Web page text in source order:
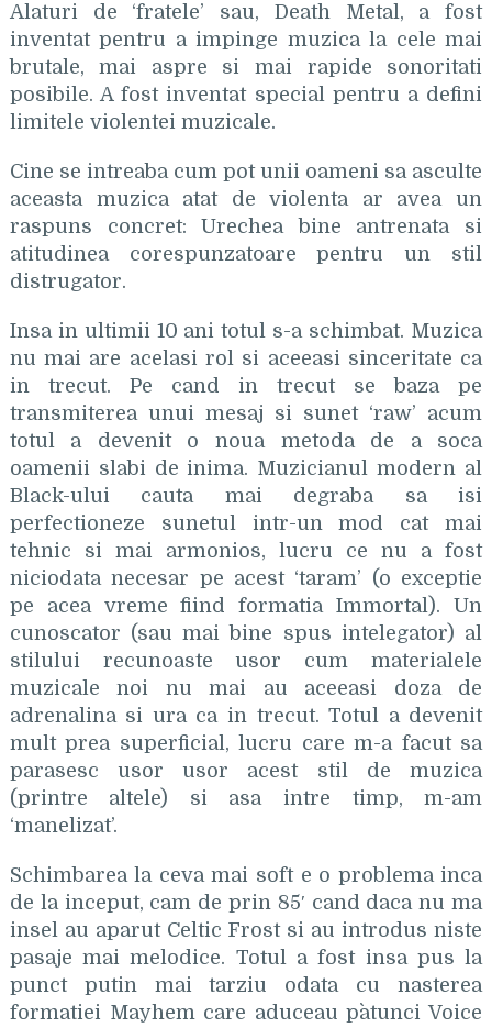
Alaturi de ‘fratele’ sau, Death Metal, a fost
inventat pentru a impinge muzica la cele mai
brutale, mai aspre si mai rapide sonoritati
posibile. A fost inventat special pentru a defini
limitele violentei muzicale.
Cine se intreaba cum pot unii oameni sa asculte
aceasta muzica atat de violenta ar avea un
raspuns concret: Urechea bine antrenata si
atitudinea corespunzatoare pentru un stil
distrugator.
Insa in ultimii 10 ani totul s-a schimbat. Muzica
nu mai are acelasi rol si aceeasi sinceritate ca
in trecut. Pe cand in trecut se baza pe
transmiterea unui mesaj si sunet ‘raw’ acum
totul a devenit o noua metoda de a soca
oamenii slabi de inima. Muzicianul modern al
Black-ului cauta mai degraba sa isi
perfectioneze sunetul intr-un mod cat mai
tehnic si mai armonios, lucru ce nu a fost
niciodata necesar pe acest ‘taram’ (o exceptie
pe acea vreme fiind formatia Immortal). Un
cunoscator (sau mai bine spus intelegator) al
stilului recunoaste usor cum materialele
muzicale noi nu mai au aceeasi doza de
adrenalina si ura ca in trecut. Totul a devenit
mult prea superficial, lucru care m-a facut sa
parasesc usor usor acest stil de muzica
(printre altele) si asa intre timp, m-am
‘manelizat’.
Schimbarea la ceva mai soft e o problema inca
de la inceput, cam de prin 85′ cand daca nu ma
insel au aparut Celtic Frost si au introdus niste
pasaje mai melodice. Totul a fost insa pus la
punct putin mai tarziu odata cu nasterea
formatiei Mayhem care aduceau p`atunci Voice